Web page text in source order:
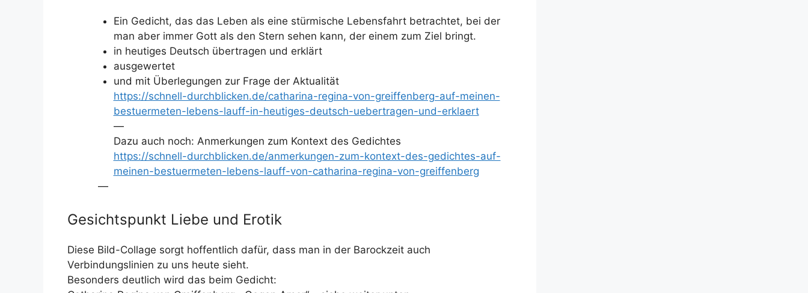
Ein Gedicht, das das Leben als eine stürmische Lebensfahrt betrachtet, bei der
man aber immer Gott als den Stern sehen kann, der einem zum Ziel bringt.
in heutiges Deutsch übertragen und erklärt
ausgewertet
und mit Überlegungen zur Frage der Aktualität
https://schnell-durchblicken.de/catharina-regina-von-greiffenberg-auf-meinen-
bestuermeten-lebens-lauff-in-heutiges-deutsch-uebertragen-und-erklaert
—
Dazu auch noch: Anmerkungen zum Kontext des Gedichtes
https://schnell-durchblicken.de/anmerkungen-zum-kontext-des-gedichtes-auf-
meinen-bestuermeten-lebens-lauff-von-catharina-regina-von-greiffenberg
—
Gesichtspunkt Liebe und Erotik
Diese Bild-Collage sorgt hoffentlich dafür, dass man in der Barockzeit auch
Verbindungslinien zu uns heute sieht.
Besonders deutlich wird das beim Gedicht: